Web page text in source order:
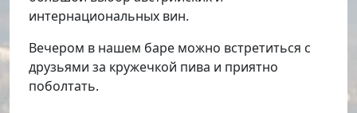
интернациональных вин.
Вечером в нашем баре можно встретиться с
друзьями за кружечкой пива и приятно
поболтать.